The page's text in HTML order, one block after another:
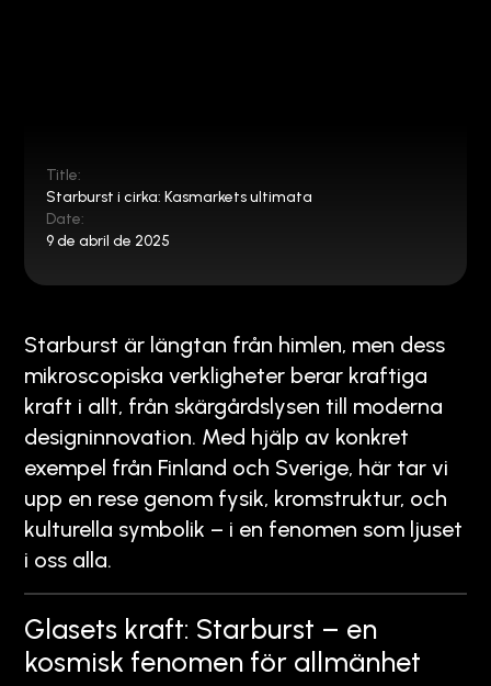
Title:
Starburst i cirka: Kasmarkets ultimata
Date:
9 de abril de 2025
Starburst är längtan från himlen, men dess
mikroscopiska verkligheter berar kraftiga
kraft i allt, från skärgårdslysen till moderna
designinnovation. Med hjälp av konkret
exempel från Finland och Sverige, här tar vi
upp en rese genom fysik, kromstruktur, och
kulturella symbolik – i en fenomen som ljuset
i oss alla.
Glasets kraft: Starburst – en
kosmisk fenomen för allmänhet